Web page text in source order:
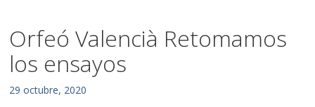
Orfeó Valencià Retomamos
los ensayos
29 octubre, 2020